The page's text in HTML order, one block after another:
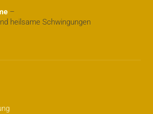
–
heilsame Schwingungen